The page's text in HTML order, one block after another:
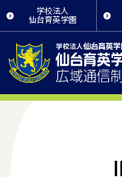
学校法人
仙台育英学園